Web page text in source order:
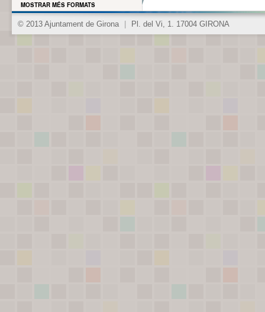
MOSTRAR MÉS FORMATS
© 2013 Ajuntament de Girona Pl. del Vi, 1. 17004 GIRONA